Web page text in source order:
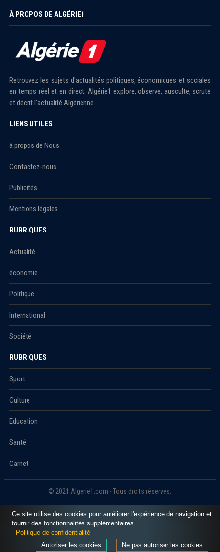
À PROPOS DE ALGÉRIE1
Retrouvez les sujets d'actualités politiques, économiques et sociales
en temps réel et en direct. Algérie1 explore, observe, ausculte, scrute
et décrit l'actualité Algérienne.
LIENS UTILES
à propos de Nous
Contactez-nous
Publicités
Mentions légales
RUBRIQUES
Actualité
économie
Politique
International
Société
RUBRIQUES
Sport
Culture
Education
Santé
Carnet
© 2021 Algerie1.com - Tous droits réservés.
Ce site utilise des cookies pour améliorer l'expérience de navigation et
fournir des fonctionnalités supplémentaires.
Politique de confidentialité
Ne pas autoriser les cookies
Autoriser les cookies